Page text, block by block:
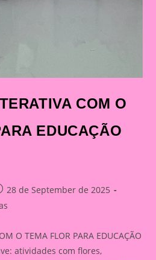
COM O
EDUCAÇÃO
28 de September de 2025
O TEMA FLOR PARA EDUCAÇÃO
atividades com flores,